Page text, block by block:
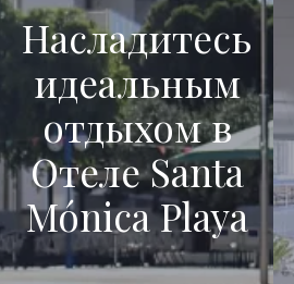
Насладитесь
идеальным
отдыхом в
Oтеле Santa
Mónica Playa